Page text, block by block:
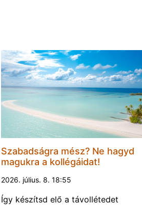
Szabadságra mész? Ne hagyd
magukra a kollégáidat!
2026. július. 8. 18:55
Így készítsd elő a távollétedet